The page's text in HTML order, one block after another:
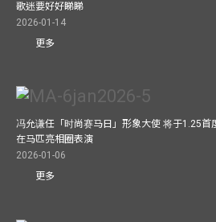
歌迷要好好睇睇
2026-01-14
更多
冯允谦任「时尚赛马日」形象大使 将于1.25首
在马匹亮相圈表演
2026-01-06
更多